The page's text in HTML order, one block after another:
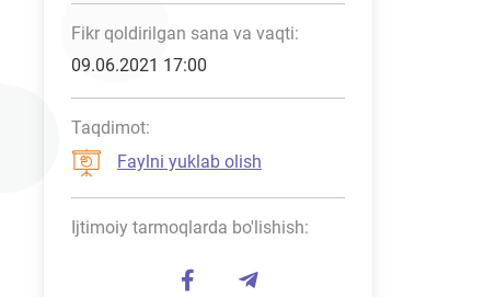
Fikr qoldirilgan sana va vaqti:
09.06.2021 17:00
Taqdimot:
Faylni yuklab olish
Ijtimoiy tarmoqlarda bo'lishish: